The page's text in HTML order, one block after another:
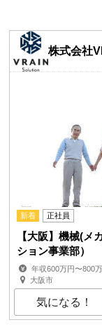
株式会社
新着 正社員
【大阪】機械(メ
ション事業部）
年収600万円〜800
大阪市
気になる！